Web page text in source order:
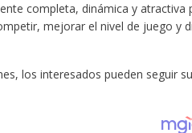
completa, dinámica y atractiva
mejorar el nivel de juego y
los interesados pueden seguir